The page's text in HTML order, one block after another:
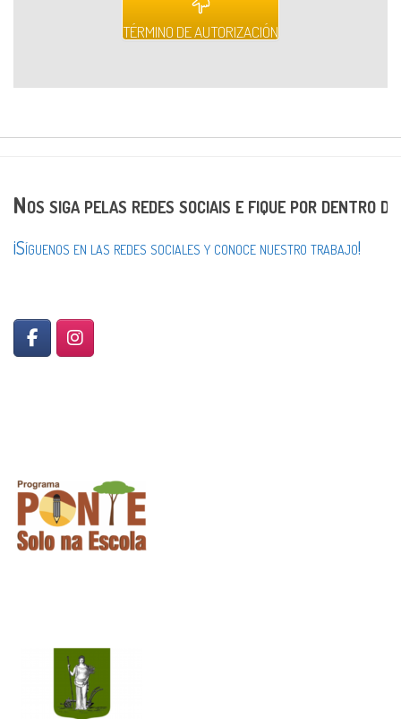
TÉRMINO DE AUTORIZACIÓN
Nos siga pelas redes sociais e fique por dentro
¡Síguenos en las redes sociales y conoce nuestro trabajo!